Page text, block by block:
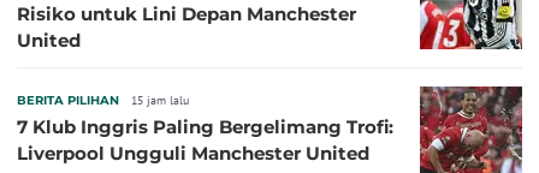
Risiko untuk Lini Depan Manchester
United
BERITA PILIHAN 15 jam lalu
7 Klub Inggris Paling Bergelimang Trofi:
Liverpool Ungguli Manchester United